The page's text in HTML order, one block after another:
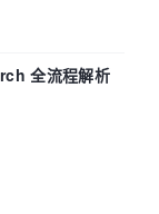
全流程解析